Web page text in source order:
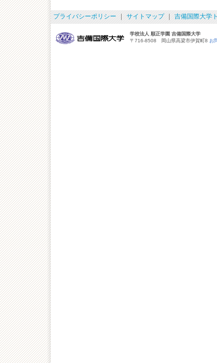
プライバシーポリシー ｜ サイトマップ｜ 吉備国際大学
学校法人 順正学園 吉備国際大学
〒716-8508 岡山県高梁市伊賀町8 お